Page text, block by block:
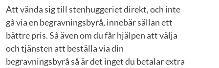
Att vända sig till stenhuggeriet direkt, och inte
gå via en begravningsbyrå, innebär sällan ett
bättre pris. Så även om du får hjälpen att välja
och tjänsten att beställa via din
begravningsbyrå så är det inget du betalar extra